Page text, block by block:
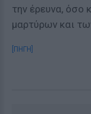
την έρευνα, όσο
μαρτύρων και
[ΠΗΓΗ]